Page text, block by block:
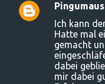
K
Ich kann
Hatte mal
gemacht
dabei
mir dabei